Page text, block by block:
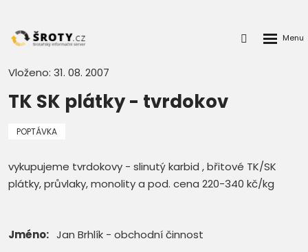
Přihlášení
Vloženo: 31. 08. 2007
TK SK plátky - tvrdokov
POPTÁVKA
vykupujeme tvrdokovy - slinutý karbid , břitové TK/SK
plátky, průvlaky, monolity a pod. cena 220-340 kč/kg
Jméno: Jan Brhlík - obchodní činnost